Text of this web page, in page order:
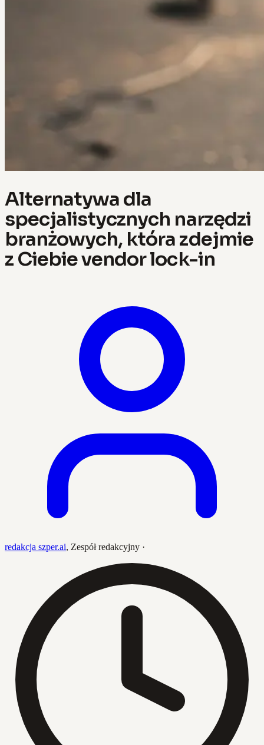
Alternatywa dla
specjalistycznych narzędzi
branżowych, która zdejmie
z Ciebie vendor lock-in
redakcja szper.ai, Zespół redakcyjny ·